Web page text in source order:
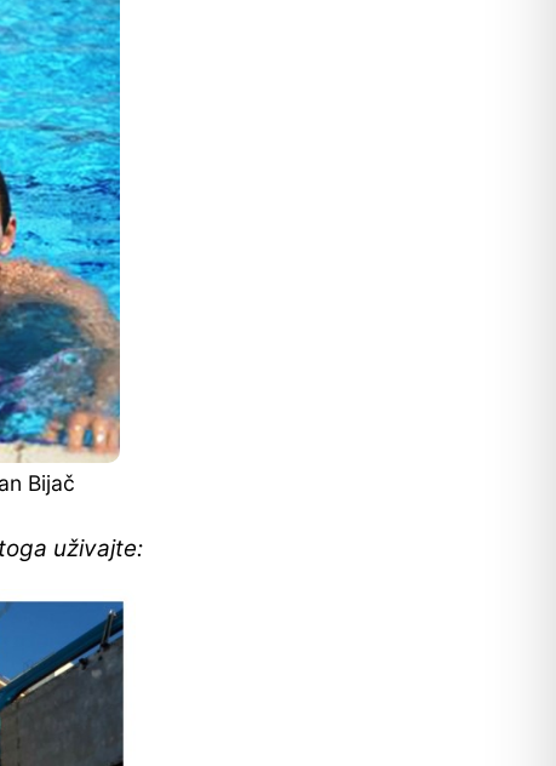
Bijač
uživajte: